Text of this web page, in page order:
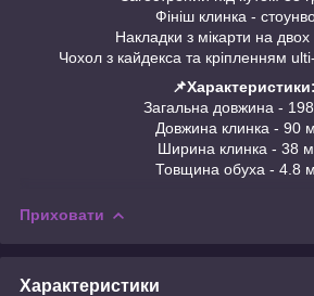
Фініш клинка -
Накладки з мікарти на двох
Чохол з кайдекса та кріпленням
📌Характеристики:
Загальна довжина -
Довжина клинка - 90
Ширина клинка - 38
Товщина обуха - 4.8
Приховати
Характеристики